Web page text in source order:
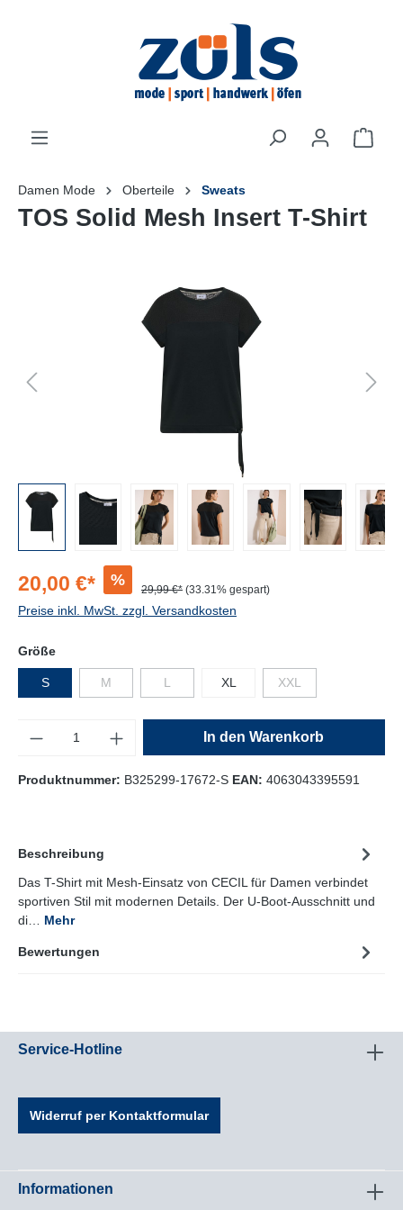
Damen Mode Oberteile Sweats
TOS Solid Mesh Insert T-Shirt
20,00 €* %
29,99 €* (33.31% gespart)
Preise inkl. MwSt. zzgl. Versandkosten
Größe
S M L XL XXL
In den Warenkorb
Produktnummer: B325299-17672-S EAN: 4063043395591
Beschreibung
Das T-Shirt mit Mesh-Einsatz von CECIL für Damen verbindet
sportiven Stil mit modernen Details. Der U-Boot-Ausschnitt und
di… Mehr
Bewertungen
Service-Hotline
Widerruf per Kontaktformular
Informationen